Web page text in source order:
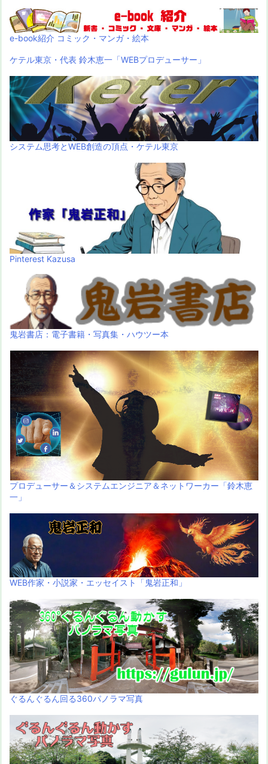
e-book紹介 コミック・マンガ・絵本
ケテル東京・代表 鈴木恵一「WEBプロデューサー」
システム思考とWEB創造の頂点・ケテル東京
Pinterest Kazusa
鬼岩書店：電子書籍・写真集・ハウツー本
プロデューサー＆システムエンジニア＆ネットワーカー「鈴木恵
一」
WEB作家・小説家・エッセイスト「鬼岩正和」
ぐるんぐるん回る360パノラマ写真